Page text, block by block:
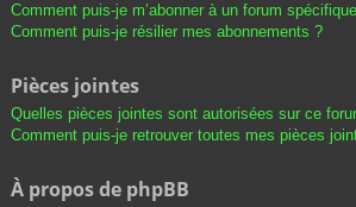
Comment puis-je m’abonner à un forum
Comment puis-je résilier mes abonnements ?
Pièces jointes
Quelles pièces jointes sont autorisées sur ce
Comment puis-je retrouver toutes mes pièces
À propos de phpBB